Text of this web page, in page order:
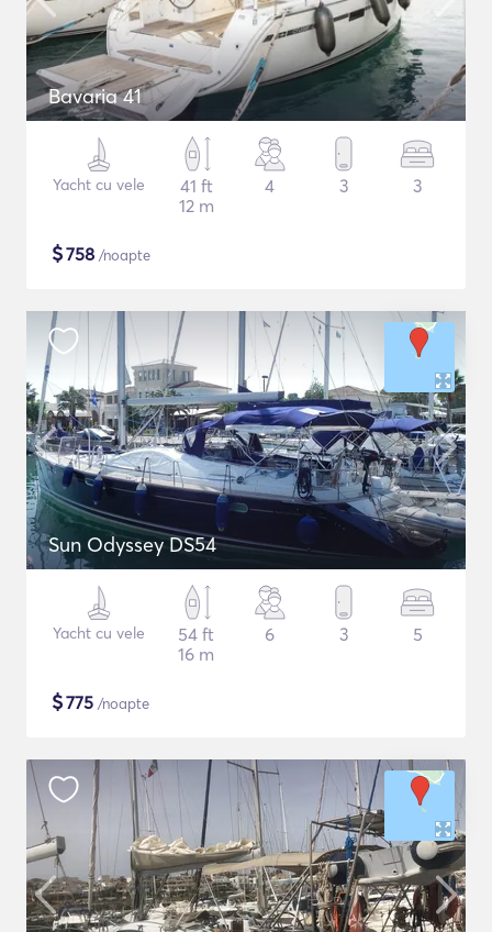
Bavaria 41
Yacht cu vele
41 ft
12 m
4 3 3
$758 /noapte
Sun Odyssey DS54
Yacht cu vele
54 ft
16 m
6 3 5
$775 /noapte